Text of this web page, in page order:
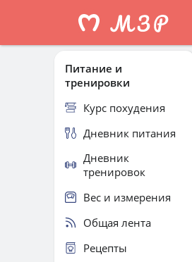
Питание и
тренировки
Курс похудения
Дневник питания
Дневник
тренировок
Вес и измерения
Общая лента
Рецепты